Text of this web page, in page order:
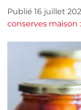
Publié 16 juillet
conserves maison